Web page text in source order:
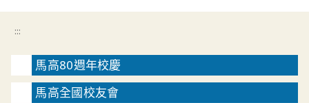
:::
馬高80週年校慶
馬高全國校友會